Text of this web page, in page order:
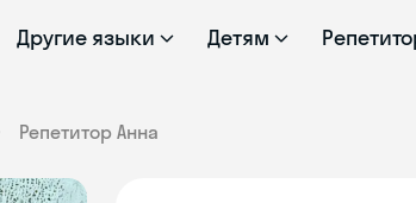
Другие языки Детям
Репетитор Анна